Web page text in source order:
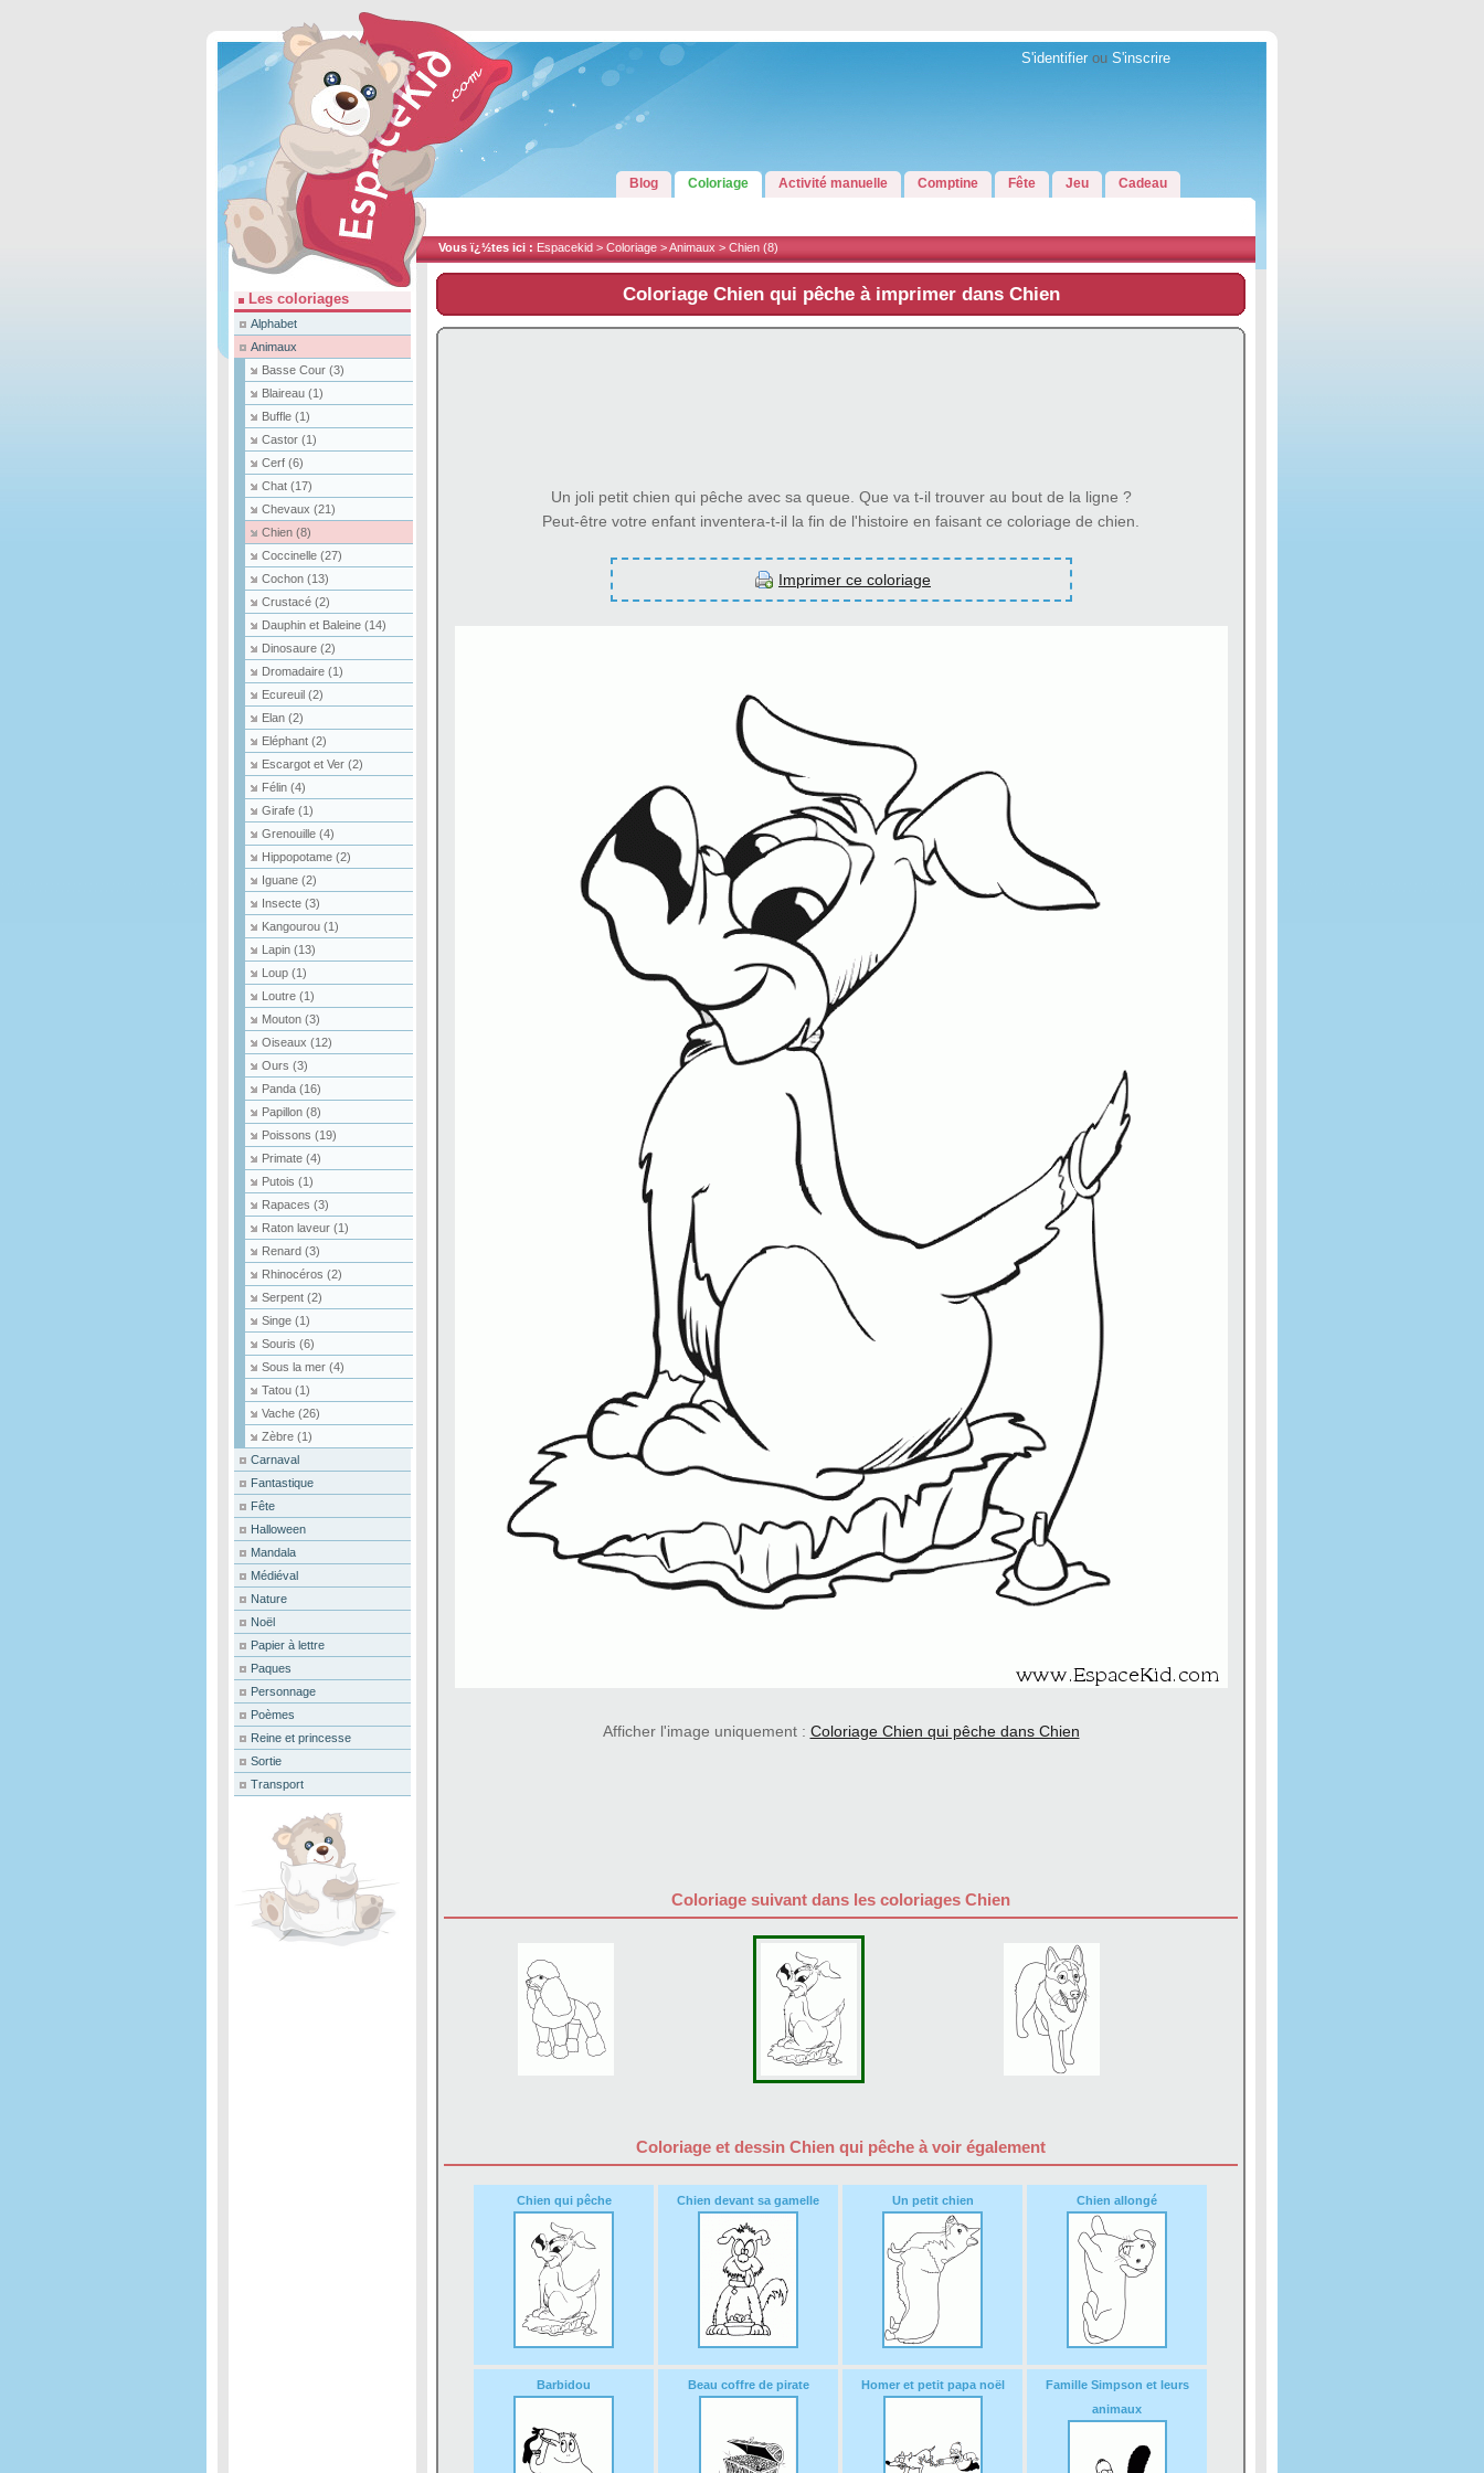
S'identifierou S'inscrire
Blog Coloriage Activité manuelle Comptine Fête Jeu Cadeau
Vous ï¿½tes ici : Espacekid > Coloriage >Animaux > Chien (8)
Les coloriages
Alphabet
Animaux
Basse Cour (3)
Blaireau (1)
Buffle (1)
Castor (1)
Cerf (6)
Chat (17)
Chevaux (21)
Chien (8)
Coccinelle (27)
Cochon (13)
Crustacé (2)
Dauphin et Baleine (14)
Dinosaure (2)
Dromadaire (1)
Ecureuil (2)
Elan (2)
Eléphant (2)
Escargot et Ver (2)
Félin (4)
Girafe (1)
Grenouille (4)
Hippopotame (2)
Iguane (2)
Insecte (3)
Kangourou (1)
Lapin (13)
Loup (1)
Loutre (1)
Mouton (3)
Oiseaux (12)
Ours (3)
Panda (16)
Papillon (8)
Poissons (19)
Primate (4)
Putois (1)
Rapaces (3)
Raton laveur (1)
Renard (3)
Rhinocéros (2)
Serpent (2)
Singe (1)
Souris (6)
Sous la mer (4)
Tatou (1)
Vache (26)
Zèbre (1)
Carnaval
Fantastique
Fête
Halloween
Mandala
Médiéval
Nature
Noël
Papier à lettre
Paques
Personnage
Poèmes
Reine et princesse
Sortie
Transport
Coloriage Chien qui pêche à imprimer dans Chien
Un joli petit chien qui pêche avec sa queue. Que va t-il trouver au bout de la ligne ?
Peut-être votre enfant inventera-t-il la fin de l'histoire en faisant ce coloriage de chien.
Imprimer ce coloriage
Afficher l'image uniquement : Coloriage Chien qui pêche dans Chien
Coloriage suivant dans les coloriages Chien
Coloriage et dessin Chien qui pêche à voir également
Chien qui pêche Chien devant sa gamelle Un petit chien Chien allongé
Barbidou Beau coffre de pirate Homer et petit papa noël
Famille Simpson et leurs
animaux